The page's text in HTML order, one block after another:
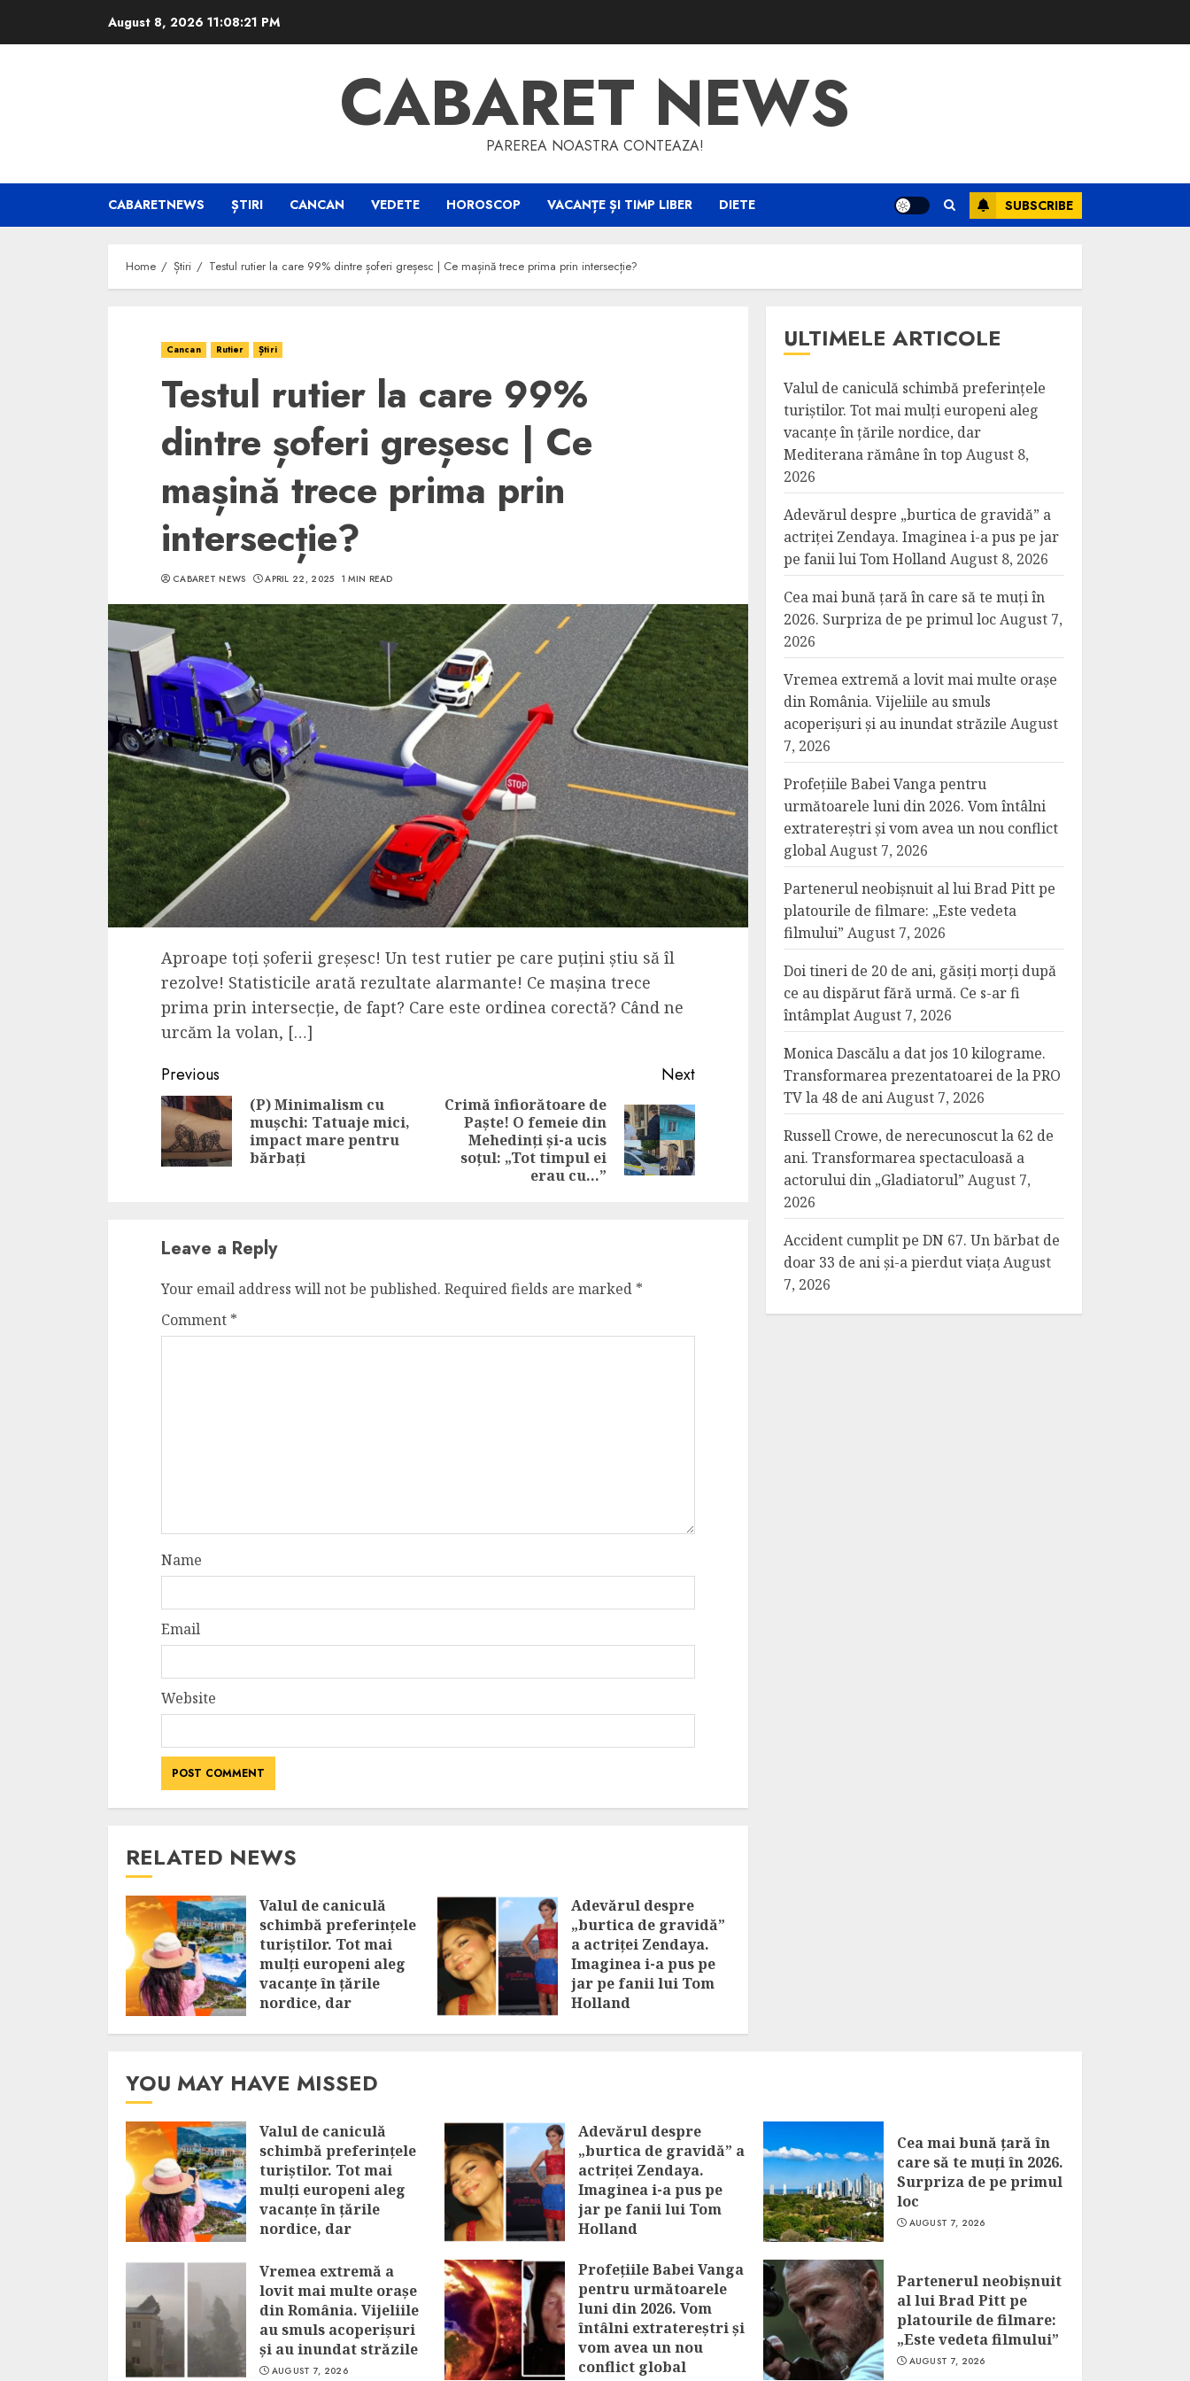
August 8, 2026 11:08:21 PM
CABARET NEWS
PAREREA NOASTRA CONTEAZA!
CABARETNEWS ȘTIRI CANCAN VEDETE HOROSCOP VACANȚE ȘI TIMP LIBER DIETE SUBSCRIBE
Home Știri Testul rutier la care 99% dintre șoferi greșesc | Ce mașină trece prima prin intersecție?
Cancan Rutier Știri
Testul rutier la care 99%
dintre șoferi greșesc | Ce
mașină trece prima prin
intersecție?
CABARET NEWS APRIL 22, 2025 1 MIN READ
Aproape toți șoferii greșesc! Un test rutier pe care puțini știu să îl
rezolve! Statisticile arată rezultate alarmante! Ce mașina trece
prima prin intersecție, de fapt? Care este ordinea corectă? Când ne
urcăm la volan, […]
Continue
Reading
Previous
Previous
post:
(P) Minimalism cu
mușchi: Tatuaje mici,
impact mare pentru
bărbați
Next
Next
post:
Crimă înfiorătoare de
Paște! O femeie din
Mehedinți și-a ucis
soțul: „Tot timpul ei
erau cu…”
Leave a Reply
Your email address will not be published. Required fields are marked *
Comment *
Name
Email
Website
RELATED NEWS
Valul de caniculă
schimbă preferințele
turiștilor. Tot mai
mulți europeni aleg
vacanțe în țările
nordice, dar
Adevărul despre
„burtica de gravidă”
a actriței Zendaya.
Imaginea i-a pus pe
jar pe fanii lui Tom
Holland
ULTIMELE ARTICOLE
Valul de caniculă schimbă preferințele
turiștilor. Tot mai mulți europeni aleg
vacanțe în țările nordice, dar
Mediterana rămâne în top August 8,
2026
Adevărul despre „burtica de gravidă” a
actriței Zendaya. Imaginea i-a pus pe jar
pe fanii lui Tom HollandAugust 8, 2026
Cea mai bună țară în care să te muți în
2026. Surpriza de pe primul locAugust 7,
2026
Vremea extremă a lovit mai multe orașe
din România. Vijeliile au smuls
acoperișuri și au inundat străzile August
7, 2026
Profețiile Babei Vanga pentru
următoarele luni din 2026. Vom întâlni
extratereștri și vom avea un nou conflict
globalAugust 7, 2026
Partenerul neobișnuit al lui Brad Pitt pe
platourile de filmare: „Este vedeta
filmului” August 7, 2026
Doi tineri de 20 de ani, găsiți morți după
ce au dispărut fără urmă. Ce s-ar fi
întâmplatAugust 7, 2026
Monica Dascălu a dat jos 10 kilograme.
Transformarea prezentatoarei de la PRO
TV la 48 de aniAugust 7, 2026
Russell Crowe, de nerecunoscut la 62 de
ani. Transformarea spectaculoasă a
actorului din „Gladiatorul” August 7,
2026
Accident cumplit pe DN 67. Un bărbat de
doar 33 de ani și-a pierdut viațaAugust
7, 2026
YOU MAY HAVE MISSED
Valul de caniculă
schimbă preferințele
turiștilor. Tot mai
mulți europeni aleg
vacanțe în țările
nordice, dar
top
AUGUST 8, 2026
Adevărul despre
„burtica de gravidă” a
actriței Zendaya.
Imaginea i-a pus pe
jar pe fanii lui Tom
Holland
Cea mai bună țară în
care să te muți în 2026.
Surpriza de pe primul
loc
AUGUST 7, 2026
Vremea extremă a
lovit mai multe orașe
din România. Vijeliile
au smuls acoperișuri
și au inundat străzile
AUGUST 7, 2026
Profețiile Babei Vanga
pentru următoarele
luni din 2026. Vom
întâlni extratereștri și
vom avea un nou
conflict global
Partenerul neobișnuit
al lui Brad Pitt pe
platourile de filmare:
„Este vedeta filmului”
AUGUST 7, 2026